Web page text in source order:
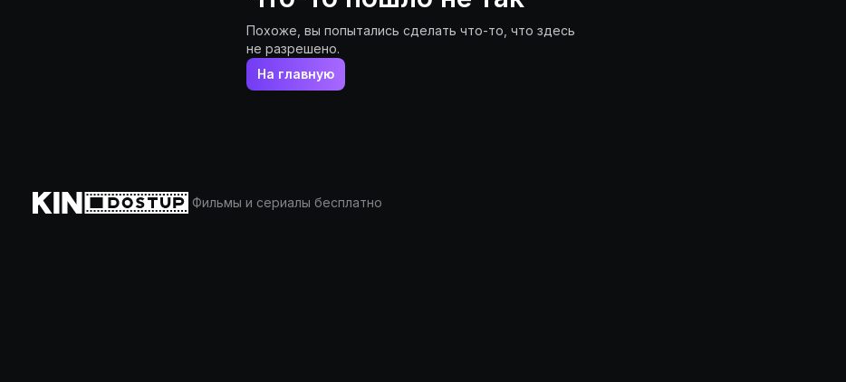
Похоже, вы попытались сделать что-то, что здесь
не разрешено.
На главную
Фильмы и сериалы бесплатно